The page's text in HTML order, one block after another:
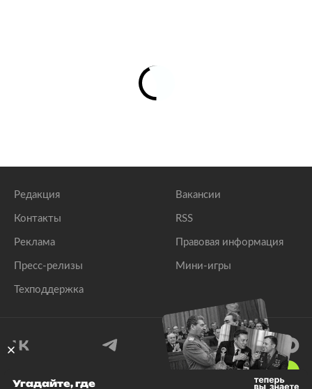
Редакция
Контакты
Реклама
Пресс-релизы
Техподдержка
Вакансии
RSS
Правовая информация
Мини-игры
Угадайте, где